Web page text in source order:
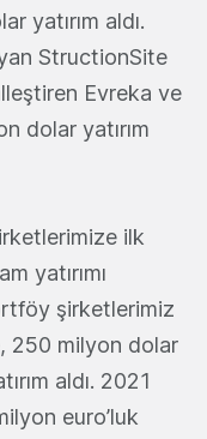
yatırım aldı.
StructionSite
Evreka ve
dolar yatırım
ilk
yatırımı
şirketlerimiz
250 milyon dolar
aldı. 2021
euro’luk